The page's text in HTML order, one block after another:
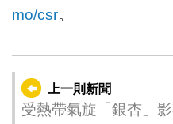
mo/csr。
上一則新聞
受熱帶氣旋「銀杏」